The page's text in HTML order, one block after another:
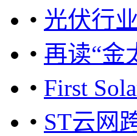
• 光伏行
• 再读“金
• First
• ST云网